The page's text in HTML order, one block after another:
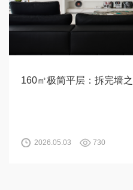
2026.05.03 730